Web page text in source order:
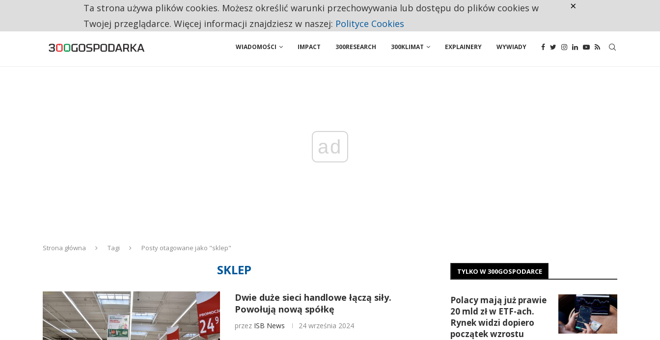
RESTRYKCJE CHIN UDERZAJĄ W EUROPEJSKI PRZEMYSŁ. NA LIŚCIE SĄ DWA PODMIOTY Z POLSKI
WIADOMOŚCI IMPACT 300RESEARCH 300KLIMAT EXPLAINERY WYWIADY
ad
Strona główna Tagi Posty otagowane jako "sklep"
SKLEP
Dwie duże sieci handlowe łączą siły.
Powołują nową spółkę
przez ISB News 24 września 2024
TYLKO W 300GOSPODARCE
Polacy mają już prawie
20 mld zł w ETF-ach.
Rynek widzi dopiero
początek wzrostu
Ta strona używa plików cookies. Możesz określić warunki przechowywania lub dostępu do plików cookies w
Twojej przeglądarce. Więcej informacji znajdziesz w naszej: Polityce Cookies
×